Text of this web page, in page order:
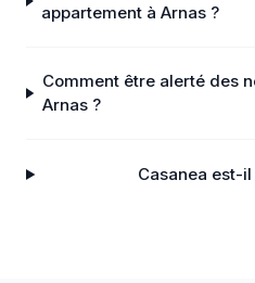
appartement à Arnas ?
Comment être alerté des
Arnas ?
Casanea est-